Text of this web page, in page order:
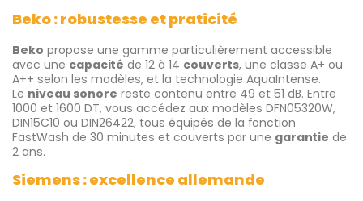
Beko : robustesse et praticité
Beko propose une gamme particulièrement accessible
avec une capacité de 12 à 14 couverts, une classe A+ ou
A++ selon les modèles, et la technologie AquaIntense.
Le niveau sonore reste contenu entre 49 et 51 dB. Entre
1000 et 1600 DT, vous accédez aux modèles DFN05320W,
DIN15C10 ou DIN26422, tous équipés de la fonction
FastWash de 30 minutes et couverts par une garantie de
2 ans.
Siemens : excellence allemande